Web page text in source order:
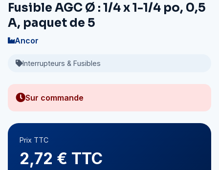
Fusible AGC Ø : 1/4 x 1-1/4 po, 0,5
A, paquet de 5
Ancor
Interrupteurs & Fusibles
Sur commande
Prix TTC
2,72 € TTC